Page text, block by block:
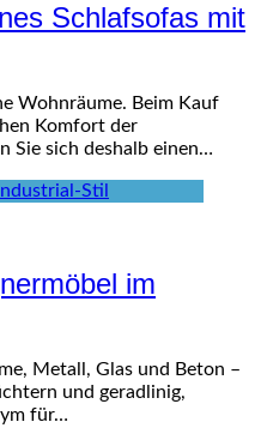
Schlafsofas mit
Wohnräume. Beim Kauf
Komfort der
Sie sich deshalb einen…
im
Metall, Glas und Beton –
und geradlinig,
für…